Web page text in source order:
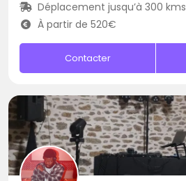
Déplacement jusqu’à 300 kms
À partir de 520€
Contacter